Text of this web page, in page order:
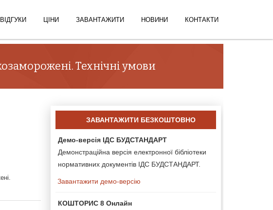
ВІДГУКИ ЦІНИ ЗАВАНТАЖИТИ НОВИНИ КОНТАКТИ
Технічні умови
ЗАВАНТАЖИТИ БЕЗКОШТОВНО
Демо-версія ІДС БУДСТАНДАРТ
Демонстраційна версія електронної бібліотеки
нормативних документів ІДС БУДСТАНДАРТ.
Завантажити демо-версію
КОШТОРИС 8 Онлайн